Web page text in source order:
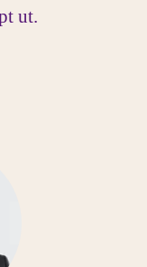
ut.